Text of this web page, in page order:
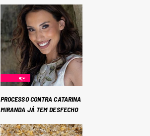
PROCESSO CONTRA CATARINA
MIRANDA JÁ TEM DESFECHO